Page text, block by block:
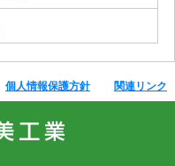
個人情報保護方針 関連リンク